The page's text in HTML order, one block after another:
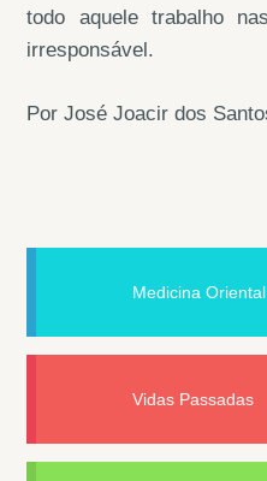
todo aquele trabalho
irresponsável.
Por José Joacir dos
Medicina Oriental
Vidas Passadas